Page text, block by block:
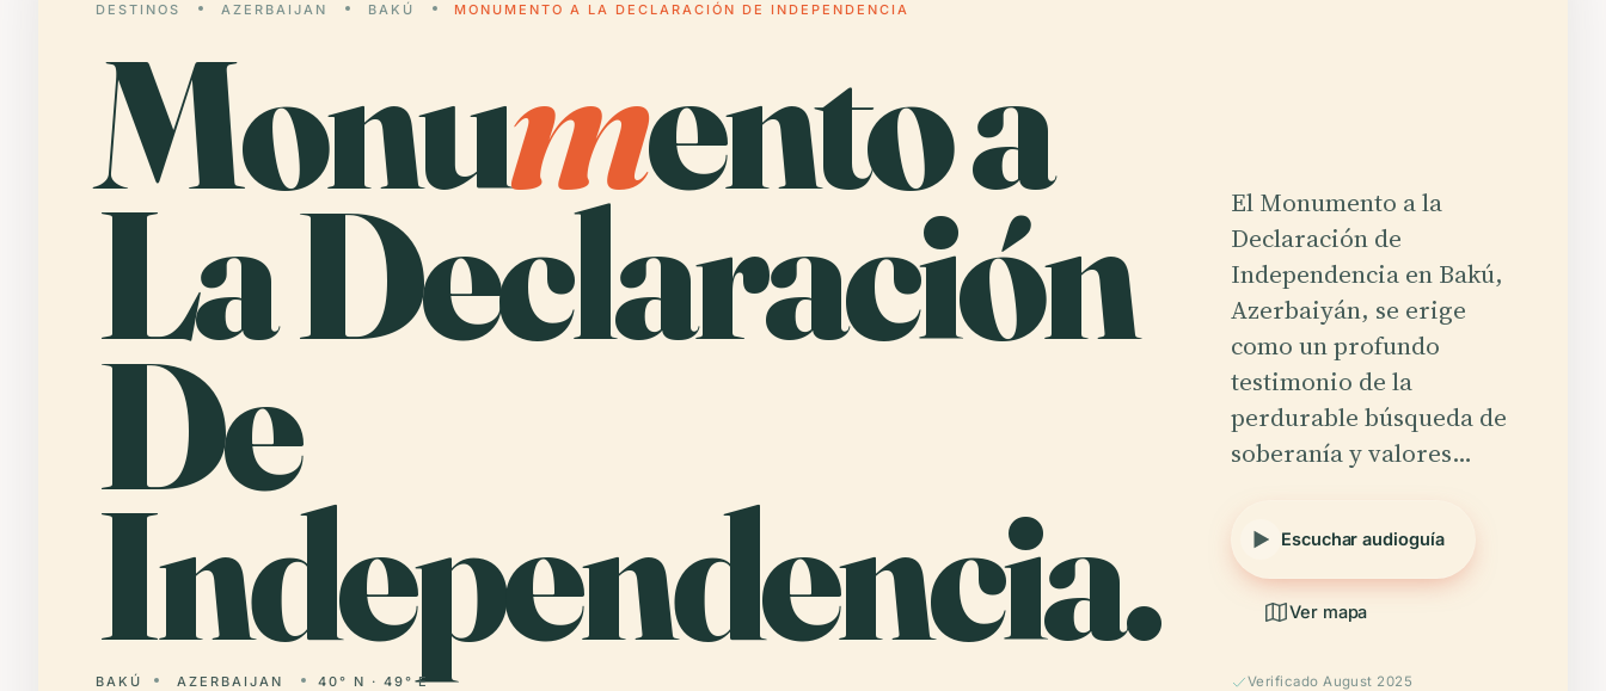
DESTINOS AZERBAIJAN BAKÚ MONUMENTO A LA DECLARACIÓN DE INDEPENDENCIA
Monumento a
La Declaración
De
Independencia.
BAKÚ AZERBAIJAN 40° N · 49° E
El Monumento a la
Declaración de
Independencia en Bakú,
Azerbaiyán, se erige
como un profundo
testimonio de la
perdurable búsqueda de
soberanía y valores…
Escuchar audioguía
Ver mapa
Verificado August 2025